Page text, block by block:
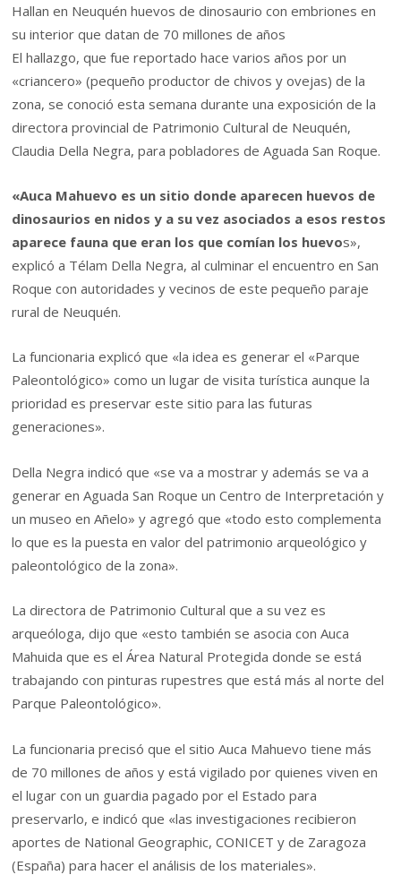
Hallan en Neuquén huevos de dinosaurio con embriones en
su interior que datan de 70 millones de años
El hallazgo, que fue reportado hace varios años por un
«criancero» (pequeño productor de chivos y ovejas) de la
zona, se conoció esta semana durante una exposición de la
directora provincial de Patrimonio Cultural de Neuquén,
Claudia Della Negra, para pobladores de Aguada San Roque.
«Auca Mahuevo es un sitio donde aparecen huevos de
dinosaurios en nidos y a su vez asociados a esos restos
aparece fauna que eran los que comían los huevos»,
explicó a Télam Della Negra, al culminar el encuentro en San
Roque con autoridades y vecinos de este pequeño paraje
rural de Neuquén.
La funcionaria explicó que «la idea es generar el «Parque
Paleontológico» como un lugar de visita turística aunque la
prioridad es preservar este sitio para las futuras
generaciones».
Della Negra indicó que «se va a mostrar y además se va a
generar en Aguada San Roque un Centro de Interpretación y
un museo en Añelo» y agregó que «todo esto complementa
lo que es la puesta en valor del patrimonio arqueológico y
paleontológico de la zona».
La directora de Patrimonio Cultural que a su vez es
arqueóloga, dijo que «esto también se asocia con Auca
Mahuida que es el Área Natural Protegida donde se está
trabajando con pinturas rupestres que está más al norte del
Parque Paleontológico».
La funcionaria precisó que el sitio Auca Mahuevo tiene más
de 70 millones de años y está vigilado por quienes viven en
el lugar con un guardia pagado por el Estado para
preservarlo, e indicó que «las investigaciones recibieron
aportes de National Geographic, CONICET y de Zaragoza
(España) para hacer el análisis de los materiales».